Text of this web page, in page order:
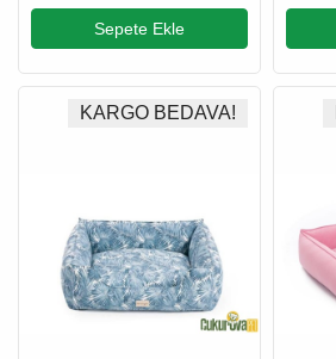
Sepete Ekle
KARGO BEDAVA!